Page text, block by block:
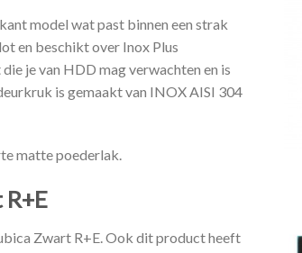
model wat past binnen een strak
en beschikt over Inox Plus
je van HDD mag verwachten en is
is gemaakt van INOX AISI 304
matte poederlak.
Zwart R+E. Ook dit product heeft